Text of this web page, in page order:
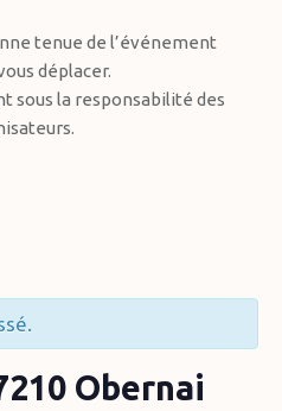
tenue de l’événement
déplacer.
sous la responsabilité des
Obernai